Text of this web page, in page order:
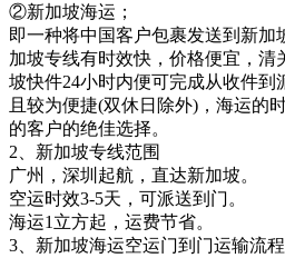
②新加坡海运；
即一种将中国客户包裹发送到新加
加坡专线有时效快，价格便宜，清
坡快件24小时内便可完成从收件到
且较为便捷(双休日除外)，海运的
的客户的绝佳选择。
2、新加坡专线范围
广州，深圳起航，直达新加坡。
空运时效3-5天，可派送到门。
海运1立方起，运费节省。
3、新加坡海运空运门到门运输流程